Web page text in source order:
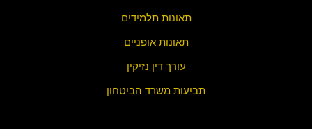
תאונות תלמידים
תאונות אופניים
עורך דין נזיקין
תביעות משרד הביטחון